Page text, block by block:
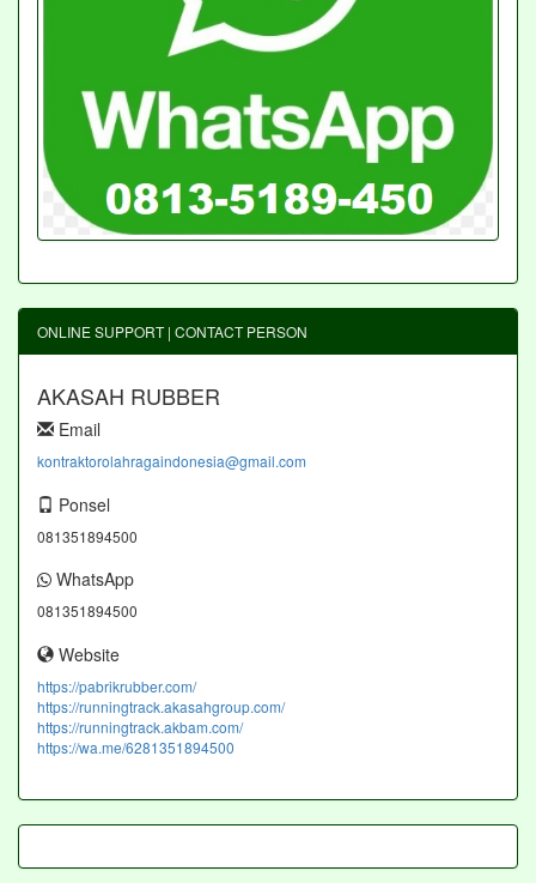
ONLINE SUPPORT | CONTACT PERSON
AKASAH RUBBER
Email
kontraktorolahragaindonesia@gmail.com
Ponsel
081351894500
WhatsApp
081351894500
Website
https://pabrikrubber.com/
https://runningtrack.akasahgroup.com/
https://runningtrack.akbam.com/
https://wa.me/6281351894500